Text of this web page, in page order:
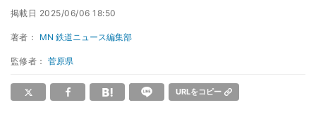
掲載日 2025/06/06 18:50
著者： MN 鉄道ニュース編集部
監修者：菅原県
URLをコピー